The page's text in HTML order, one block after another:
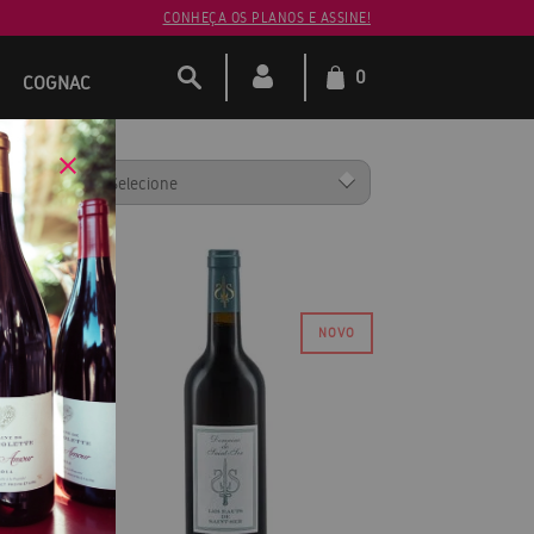
CONHEÇA OS PLANOS E ASSINE!
COGNAC 0
POR: